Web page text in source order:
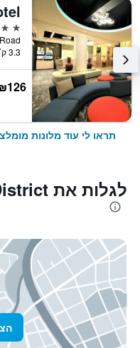
4 כוכבים
3.3 ק״מ ממרכז העיר
תראו לי עוד מלונות
לגלות את Sinsing District, קאושיונג